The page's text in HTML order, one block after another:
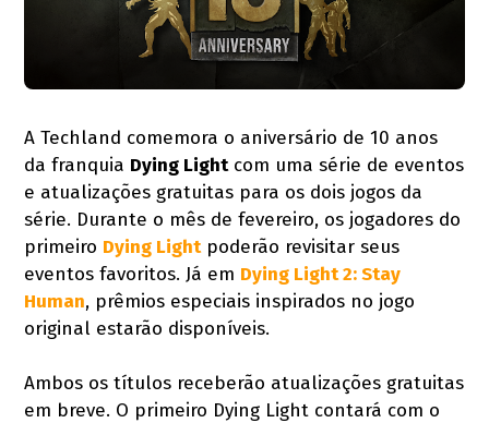
A Techland comemora o aniversário de 10 anos
da franquia Dying Lightcom uma série de eventos
e atualizações gratuitas para os dois jogos da
série. Durante o mês de fevereiro, os jogadores do
primeiro Dying Lightpoderão revisitar seus
eventos favoritos. Já em Dying Light 2: Stay
Human, prêmios especiais inspirados no jogo
original estarão disponíveis.
Ambos os títulos receberão atualizações gratuitas
em breve. O primeiro Dying Light contará com o